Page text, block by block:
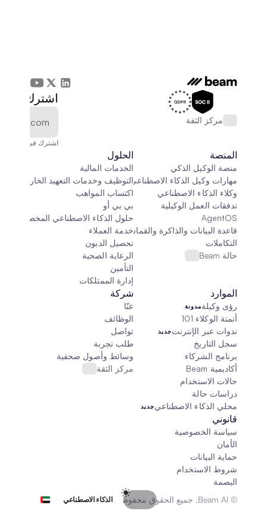
مركز الثقة
اشترك في
اشترك في النشرة
المنصة
منصة الوكيل الذكي
مهارات وكيل الذكاء الاصطناعي
وكلاء الذكاء الاصطناعي
تدفقات العمل الوكيلية
AgentOS
قاعدة البيانات والذاكرة والقماش
التكاملات
حالة Beam
الحلول
الخدمات المالية
التوظيف وخدمات التعهيد الخارجي
اكتساب المواهب
بي بي أو
حلول الذكاء الاصطناعي المخصصة
خدمة العملاء
تحصيل الديون
الرعاية الصحية
التأمين
إدارة الممتلكات
الموارد
رؤى وكيلةمدونة
أتمتة الوكلاء 101
ندوات عبر الإنترنتجديد
سجل التاريخ
برنامج الشركاء
أكاديمية Beam
حالات الاستخدام
دراسات حالة
محلي الذكاء الاصطناعيجديد
شركة
عنّا
الوظائف
تواصل
طلب تجربة
وسائط وأصول صحفية
مركز الثقة
قانوني
سياسة الخصوصية
الأمان
حماية البيانات
شروط الاستخدام
البصمة
© Beam AI. جميع الحقوق محفوظة 2026
Select Language
الذكاء الاصطناعي